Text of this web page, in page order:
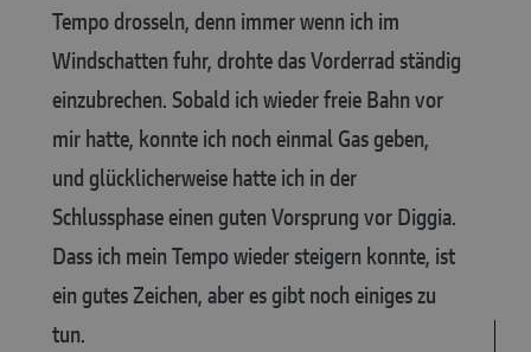
Tempo drosseln, denn immer wenn ich im
Windschatten fuhr, drohte das Vorderrad ständig
einzubrechen. Sobald ich wieder freie Bahn vor
mir hatte, konnte ich noch einmal Gas geben,
und glücklicherweise hatte ich in der
Schlussphase einen guten Vorsprung vor Diggia.
Dass ich mein Tempo wieder steigern konnte, ist
ein gutes Zeichen, aber es gibt noch einiges zu
tun.